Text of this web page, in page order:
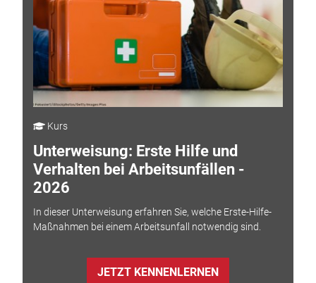
Kurs
Unterweisung: Erste Hilfe und
Verhalten bei Arbeitsunfällen -
2026
In dieser Unterweisung erfahren Sie, welche Erste-Hilfe-
Maßnahmen bei einem Arbeitsunfall notwendig sind.
JETZT KENNENLERNEN